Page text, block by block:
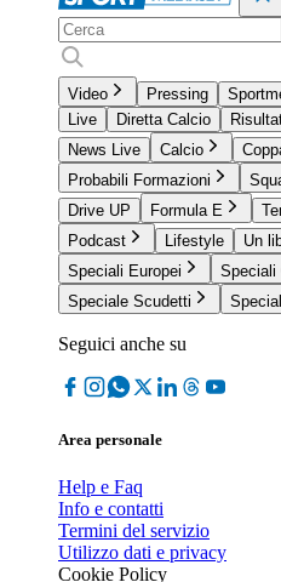
Video Pressing
Live
Diretta Calcio
News Live
Calcio
Probabili Formazioni
Drive UP
Formula E
Podcast
Lifestyle
Un
Speciali Europei
Speciali
Speciale Scudetti
Seguici anche su
Area personale
Help e Faq
Info e contatti
Termini del servizio
Utilizzo dati e privacy
Cookie Policy